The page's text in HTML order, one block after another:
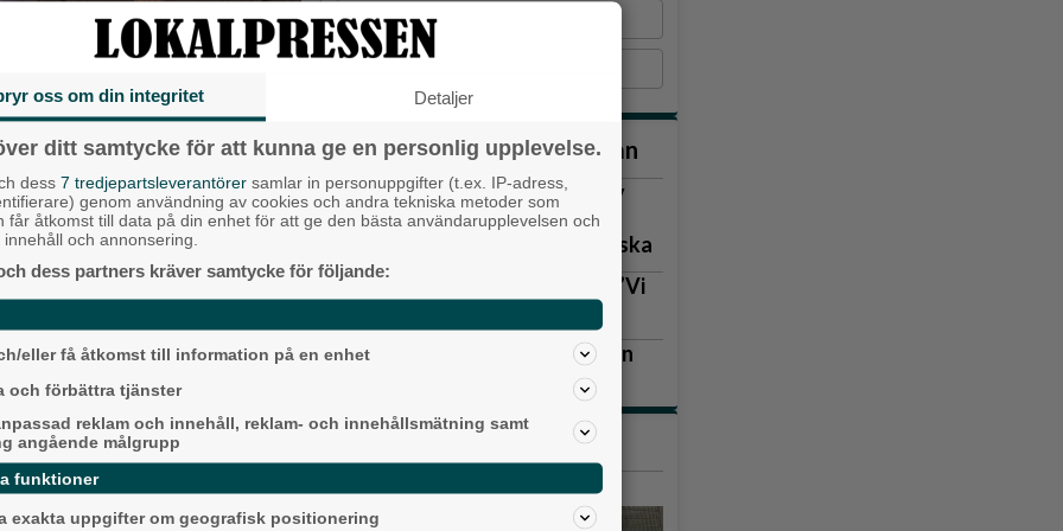
just nu aktuella i utställningen på
för året.
utställning! säger
på Partille herrgård, även känt
Gillgren (Göteborg) och Susanne
Liberalerna
Topp tre denna veckan
Fastighetsägarna vill ha ny
hyresmodell –
Hyresgästföreningen kritiska
Då börjar tågen rulla igen: ”Vi
Ny pastor i Equmeniakyrkan
Senaste artiklarna
oss om din integritet Detaljer
ditt samtycke för att kunna ge en personlig upplevelse.
dess 7 tredjepartsleverantörer samlar in personuppgifter (t.ex. IP-adress,
genom användning av cookies och andra tekniska metoder som
får åtkomst till data på din enhet för att ge den bästa användarupplevelsen och
och annonsering.
dess partners kräver samtycke för följande:
eller få åtkomst till information på en enhet
och förbättra tjänster
reklam och innehåll, reklam- och innehållsmätning samt
angående målgrupp
funktioner
exakta uppgifter om geografisk positionering